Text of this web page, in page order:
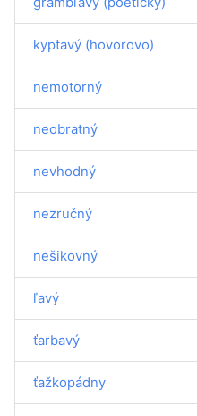
kyptavý (hovorovo)
nemotorný
neobratný
nevhodný
nezručný
nešikovný
ľavý
ťarbavý
ťažkopádny